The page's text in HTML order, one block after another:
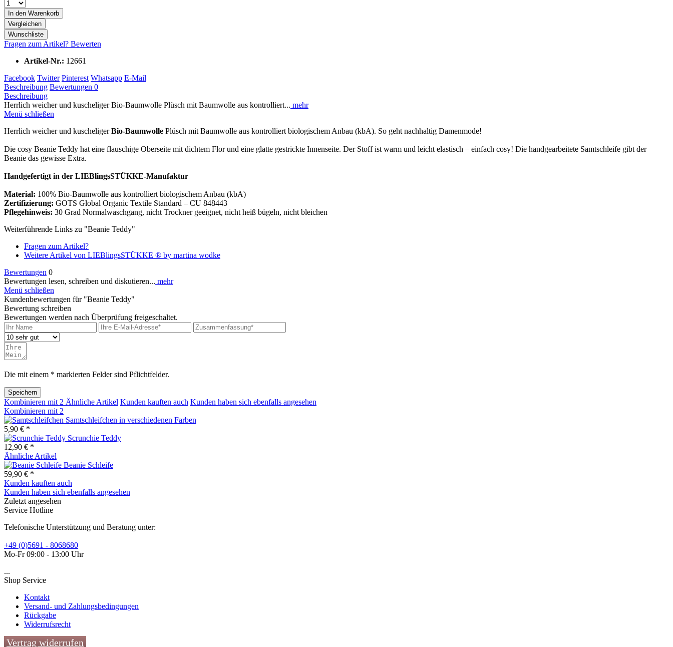
In den Warenkorb
Vergleichen
Wunschliste
Fragen zum Artikel? Bewerten
Artikel-Nr.: 12661
Facebook Twitter Pinterest Whatsapp E-Mail
Beschreibung Bewertungen 0
Beschreibung
Herrlich weicher und kuscheliger Bio-Baumwolle Plüsch mit Baumwolle aus kontrolliert... mehr
Menü schließen
Herrlich weicher und kuscheligerBio-Baumwolle Plüsch mit Baumwolle aus kontrolliert biologischem Anbau (kbA). So geht nachhaltig Damenmode!
Die cosy Beanie Teddy hat eine flauschige Oberseite mit dichtem Flor und eine glatte gestrickte Innenseite. Der Stoff ist warm und leicht elastisch – einfach cosy! Die handgearbeitete Samtschleife gibt der
Beanie das gewisse Extra.
Handgefertigt in der LIEBlingsSTÜKKE-Manufaktur
Material: 100% Bio-Baumwolle aus kontrolliert biologischem Anbau (kbA)
Zertifizierung: GOTS Global Organic Textile Standard – CU 848443
Pflegehinweis: 30 Grad Normalwaschgang, nicht Trockner geeignet, nicht heiß bügeln, nicht bleichen
Weiterführende Links zu "Beanie Teddy"
Fragen zum Artikel?
Weitere Artikel von LIEBlingsSTÜKKE ® by martina wodke
Bewertungen 0
Bewertungen lesen, schreiben und diskutieren... mehr
Menü schließen
Kundenbewertungen für "Beanie Teddy"
Bewertung schreiben
Bewertungen werden nach Überprüfung freigeschaltet.
Die mit einem * markierten Felder sind Pflichtfelder.
Speichern
Kombinieren mit 2 Ähnliche Artikel Kunden kauften auch Kunden haben sich ebenfalls angesehen
Kombinieren mit 2
Samtschleifchen in verschiedenen Farben
5,90 € *
Scrunchie Teddy
12,90 € *
Ähnliche Artikel
Beanie Schleife
59,90 € *
Kunden kauften auch
Kunden haben sich ebenfalls angesehen
Zuletzt angesehen
Service Hotline
Telefonische Unterstützung und Beratung unter:
+49 (0)5691 - 8068680
Mo-Fr 09:00 - 13:00 Uhr
...
Shop Service
Kontakt
Versand- und Zahlungsbedingungen
Rückgabe
Widerrufsrecht
Vertrag widerrufen